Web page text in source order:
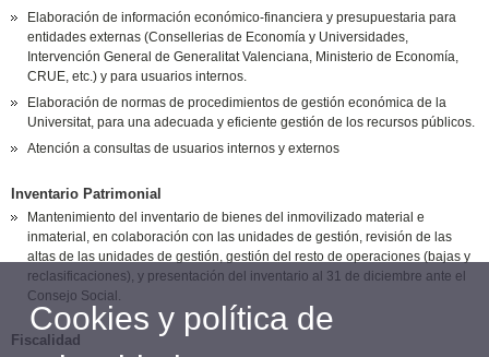
Elaboración de información económico-financiera y presupuestaria para
entidades externas (Consellerias de Economía y Universidades,
Intervención General de Generalitat Valenciana, Ministerio de Economía,
CRUE, etc.) y para usuarios internos.
Elaboración de normas de procedimientos de gestión económica de la
Universitat, para una adecuada y eficiente gestión de los recursos públicos.
Atención a consultas de usuarios internos y externos
Inventario Patrimonial
Mantenimiento del inventario de bienes del inmovilizado material e
inmaterial, en colaboración con las unidades de gestión, revisión de las
altas de las unidades de gestión, gestión del resto de operaciones (bajas y
reclasificaciones), y presentación del inventario al 31 de diciembre ante el
Consejo Social.
Fiscalidad
Cookies y política de